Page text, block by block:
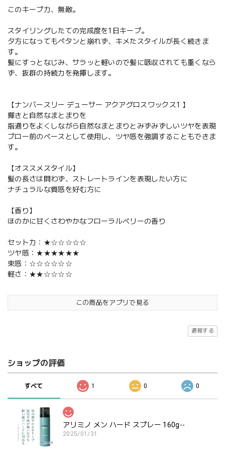
このキープ力、無敵。
スタイリングしたての完成度を1日キープ。
夕方になってもペタンと崩れず、キメたスタイルが長く続きま
す。
髪にすっとなじみ、サラッと軽いので髪に吸収されても重くなら
ず、抜群の持続力を発揮します。
【ナンバースリー デューサー アクアグロスワックス1 】
輝きと自然なまとまりを
指通りをよくしながら自然なまとまりとみずみずしいツヤを表現
ブロー前のベースとして使用し、ツヤ感を強調することもできま
す。
【オススメスタイル】
髪の長さは問わず、ストレートラインを表現したい方に
ナチュラルな質感を好む方に
【香り】
ほのかに甘くさわやかなフローラルベリーの香り
セット力：★☆☆☆☆☆
ツヤ感：★★★★★★
束感：☆☆☆☆☆☆
軽さ：★★☆☆☆☆
この商品をアプリで見る
通報する
ショップの評価
すべて 1 0 0
アリミノ メン ハード スプレー 160g--
2025/01/31